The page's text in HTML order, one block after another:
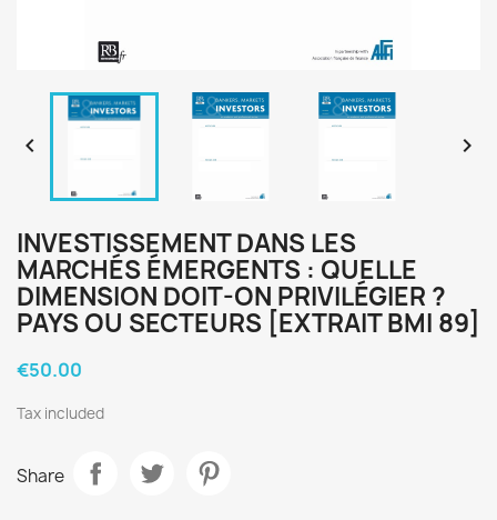
 
INVESTISSEMENT DANS LES
MARCHÉS ÉMERGENTS : QUELLE
DIMENSION DOIT-ON PRIVILÉGIER ?
PAYS OU SECTEURS [EXTRAIT BMI 89]
€50.00
Tax included
Share